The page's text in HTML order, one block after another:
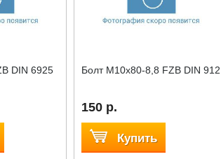
DIN 6925 Болт М10x80-8,8 FZB DIN 912
150 р.
Купить